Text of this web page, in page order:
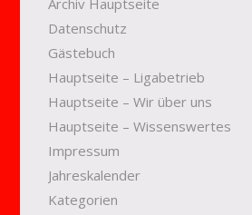
Datenschutz
Gästebuch
Hauptseite – Ligabetrieb
Hauptseite – Wir über uns
Hauptseite – Wissenswertes
Impressum
Jahreskalender
Kategorien